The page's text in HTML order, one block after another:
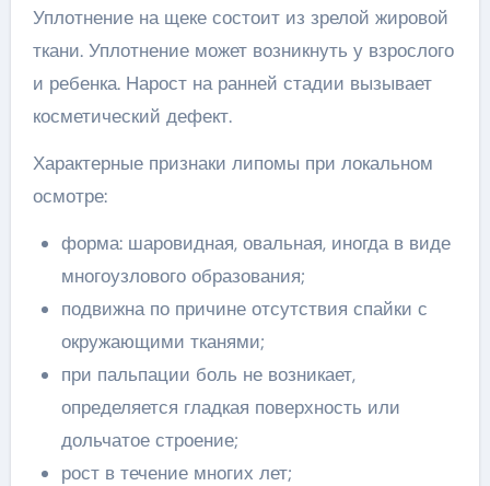
Уплотнение на щеке состоит из зрелой жировой
ткани. Уплотнение может возникнуть у взрослого
и ребенка. Нарост на ранней стадии вызывает
косметический дефект.
Характерные признаки липомы при локальном
осмотре:
форма: шаровидная, овальная, иногда в виде
многоузлового образования;
подвижна по причине отсутствия спайки с
окружающими тканями;
при пальпации боль не возникает,
определяется гладкая поверхность или
дольчатое строение;
рост в течение многих лет;